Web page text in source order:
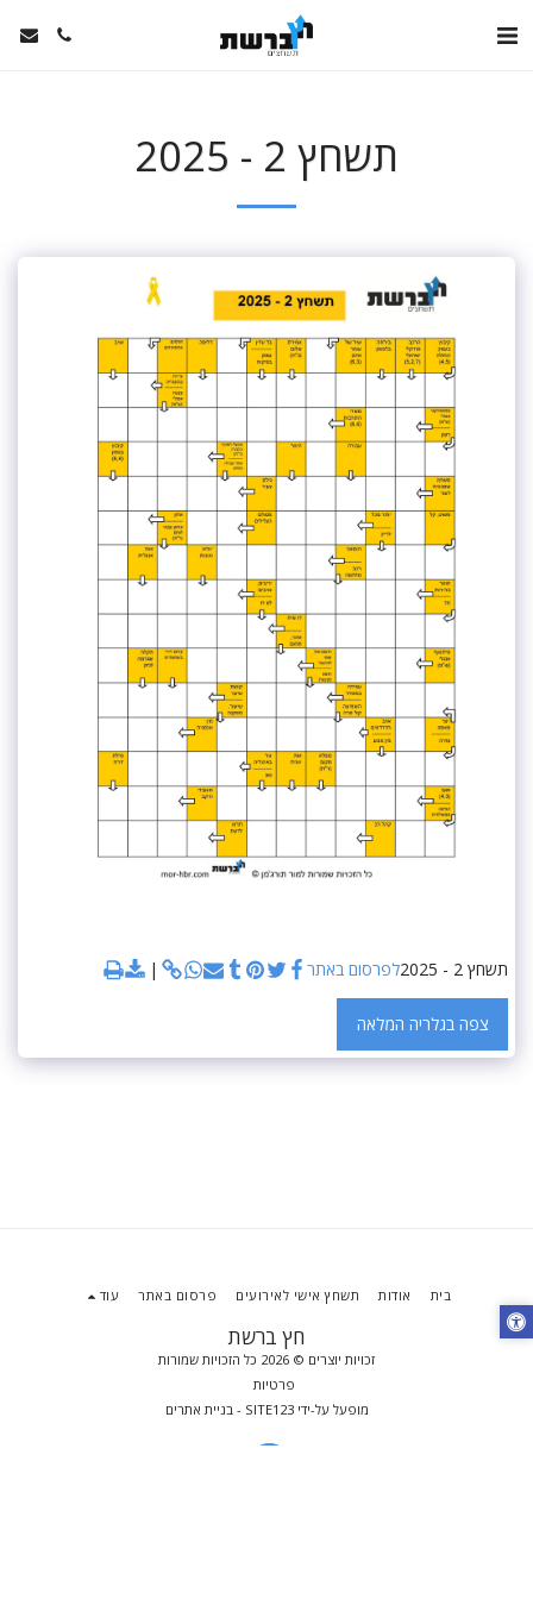
תשחץ 2 - 2025
תשחץ 2 - 2025 לפרסום באתר
צפה בגלריה המלאה
חץ ברשת
זכויות יוצרים © 2026 כל הזכויות שמורות
פרטיות
מופעל על-ידיSITE123
- בניית אתרים
בית אודות תשחץ אישי לאירועים פרסום באתר עוד